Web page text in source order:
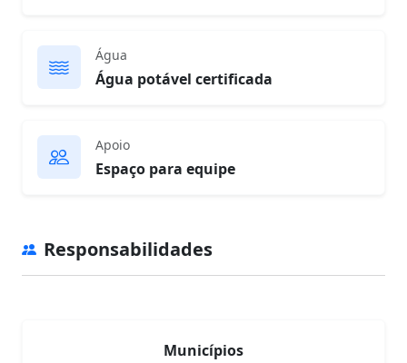
Água
Água potável certificada
Apoio
Espaço para equipe
Responsabilidades
Municípios